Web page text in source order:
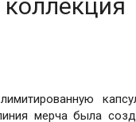
мерча была